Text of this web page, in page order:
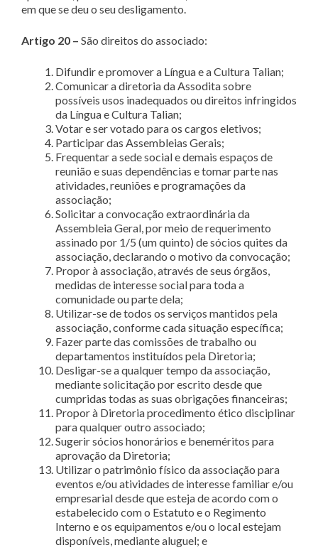
em que se deu o seu desligamento.
Artigo 20 – São direitos do associado:
Difundir e promover a Língua e a Cultura Talian;
Comunicar a diretoria da Assodita sobre
possíveis usos inadequados ou direitos infringidos
da Língua e Cultura Talian;
Votar e ser votado para os cargos eletivos;
Participar das Assembleias Gerais;
Frequentar a sede social e demais espaços de
reunião e suas dependências e tomar parte nas
atividades, reuniões e programações da
associação;
Solicitar a convocação extraordinária da
Assembleia Geral, por meio de requerimento
assinado por 1/5 (um quinto) de sócios quites da
associação, declarando o motivo da convocação;
Propor à associação, através de seus órgãos,
medidas de interesse social para toda a
comunidade ou parte dela;
Utilizar-se de todos os serviços mantidos pela
associação, conforme cada situação específica;
Fazer parte das comissões de trabalho ou
departamentos instituídos pela Diretoria;
Desligar-se a qualquer tempo da associação,
mediante solicitação por escrito desde que
cumpridas todas as suas obrigações financeiras;
Propor à Diretoria procedimento ético disciplinar
para qualquer outro associado;
Sugerir sócios honorários e beneméritos para
aprovação da Diretoria;
Utilizar o patrimônio físico da associação para
eventos e/ou atividades de interesse familiar e/ou
empresarial desde que esteja de acordo com o
estabelecido com o Estatuto e o Regimento
Interno e os equipamentos e/ou o local estejam
disponíveis, mediante aluguel; e